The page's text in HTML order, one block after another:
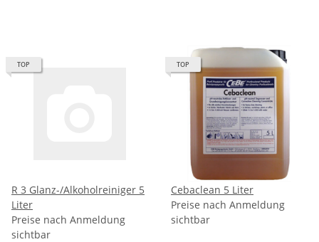
TOP
R 3 Glanz-/Alkoholreiniger 5
Liter
Preise nach Anmeldung
sichtbar
TOP
Cebaclean 5 Liter
Preise nach Anmeldung
sichtbar